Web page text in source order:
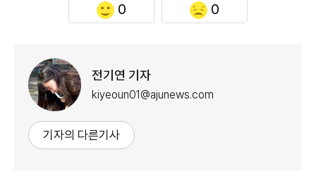
0 0
전기연 기자
kiyeoun01@ajunews.com
기자의 다른기사